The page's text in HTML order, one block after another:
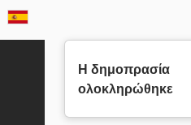
Η δημοπρασία
ολοκληρώθηκε